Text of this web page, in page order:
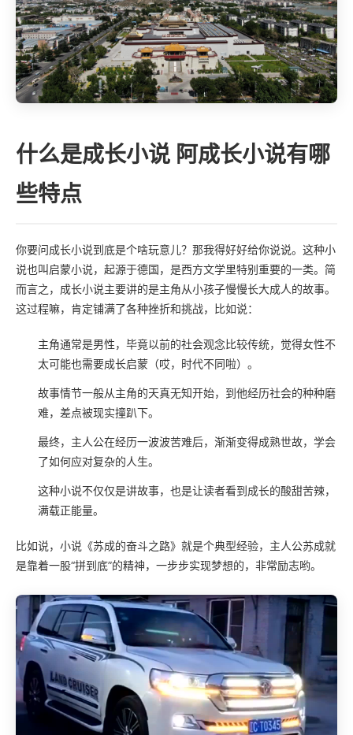
什么是成长小说 阿成长小说有哪
些特点
你要问成长小说到底是个啥玩意儿？那我得好好给你说说。这种小
说也叫启蒙小说，起源于德国，是西方文学里特别重要的一类。简
而言之，成长小说主要讲的是主角从小孩子慢慢长大成人的故事。
这过程嘛，肯定铺满了各种挫折和挑战，比如说：
主角通常是男性，毕竟以前的社会观念比较传统，觉得女性不
太可能也需要成长启蒙（哎，时代不同啦）。
故事情节一般从主角的天真无知开始，到他经历社会的种种磨
难，差点被现实撞趴下。
最终，主人公在经历一波波苦难后，渐渐变得成熟世故，学会
了如何应对复杂的人生。
这种小说不仅仅是讲故事，也是让读者看到成长的酸甜苦辣，
满载正能量。
比如说，小说《苏成的奋斗之路》就是个典型经验，主人公苏成就
是靠着一股“拼到底”的精神，一步步实现梦想的，非常励志哟。